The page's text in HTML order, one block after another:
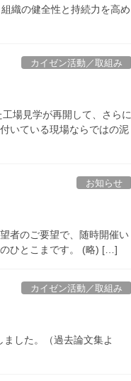
織の健全性と持続力を高め
カイゼン活動／取組み
場見学が再開して、さらに
いている現場ならではの泥
お知らせ
者のご要望で、随時開催い
ひとこまです。 (略) […]
カイゼン活動／取組み
した。（過去論文集よ